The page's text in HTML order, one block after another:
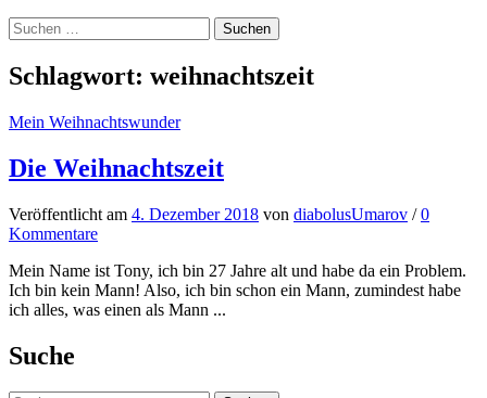
Suchen
nach:
Schlagwort: weihnachtszeit
Mein Weihnachtswunder
Die Weihnachtszeit
Veröffentlicht am 4. Dezember 2018 von diabolusUmarov /0
Kommentare
Mein Name ist Tony, ich bin 27 Jahre alt und habe da ein Problem.
Ich bin kein Mann! Also, ich bin schon ein Mann, zumindest habe
ich alles, was einen als Mann ...
Suche